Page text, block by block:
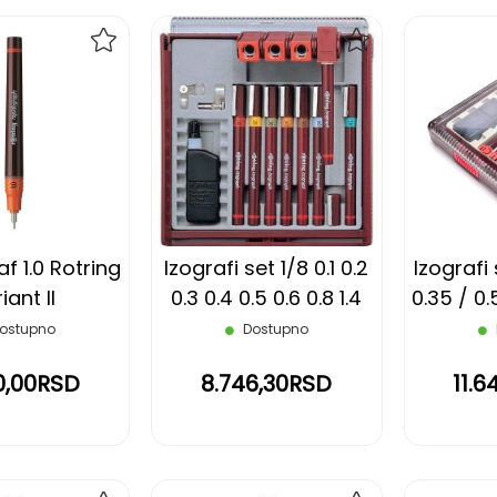
1.0 Rotring
II
Izografi set 1/8 0.1 0.2
0.3 0.4 0.5 0.6 0.8 1.4
Rotring
Dostupno
8.746,30RSD
DODAJ
NA
Izografi
0.35 /